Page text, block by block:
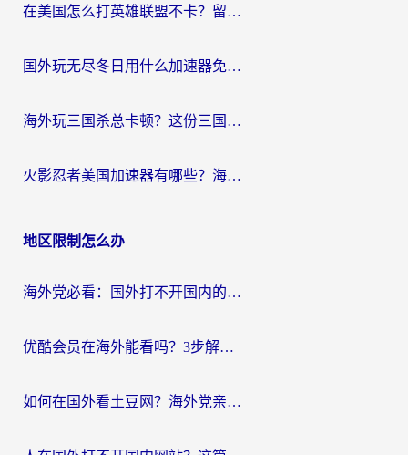
在美国怎么打英雄联盟不卡？留学生亲测的国服游戏加速全攻略
国外玩无尽冬日用什么加速器免费？海外党国服游戏加速避坑指南
海外玩三国杀总卡顿？这份三国杀游戏加速器指南帮你告别延迟烦恼
火影忍者美国加速器有哪些？海外党亲测的国服游戏加速全攻略（含菲律宾玩三国之刃守望黎明技巧）
地区限制怎么办
海外党必看：国外打不开国内的app怎么办？3步解决你的乡愁
优酷会员在海外能看吗？3步解决海外追剧难题，附实测好用加速器推荐
如何在国外看土豆网？海外党亲测有效的追剧加速器选择指南